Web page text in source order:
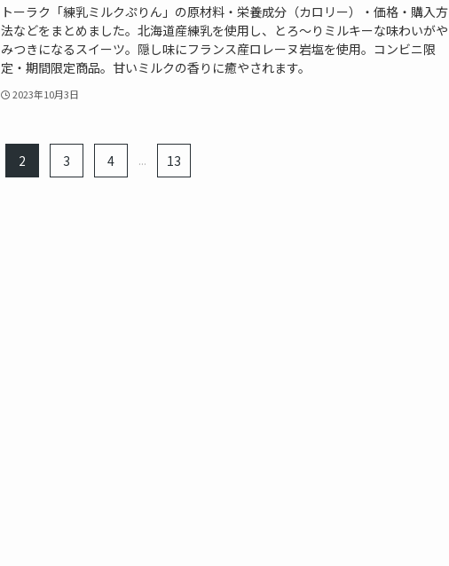
トーラク「練乳ミルクぷりん」の原材料・栄養成分（カロリー）・価格・購入方
法などをまとめました。北海道産練乳を使用し、とろ〜りミルキーな味わいがや
みつきになるスイーツ。隠し味にフランス産ロレーヌ岩塩を使用。コンビニ限
定・期間限定商品。甘いミルクの香りに癒やされます。
2023年10月3日
2 3 4 ... 13